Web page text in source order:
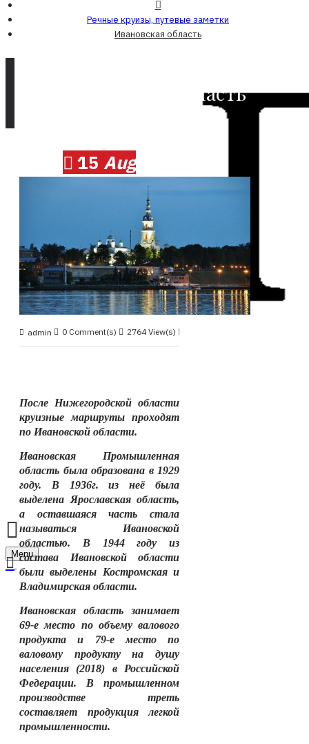
Menu
Речные круизы, путевые заметки
Ивановская область
Ивановская область
15 Aug
admin 0 Comment(s) 2764 View(s)
После Нижегородской области
круизные маршруты проходят
по Ивановской области.
Ивановская Промышленная
область была образована в 1929
году. В 1936г. из неё была
выделена Ярославская область,
а оставшаяся часть стала
называться Ивановской
областью. В 1944 году из
состава Ивановской области
были выделены Костромская и
Владимирская области.
Ивановская область занимает
69-е место по объему валового
продукта и 79-е место по
валовому продукту на душу
населения (2018) в Российской
Федерации. В промышленном
производстве треть
составляет продукция легкой
промышленности.